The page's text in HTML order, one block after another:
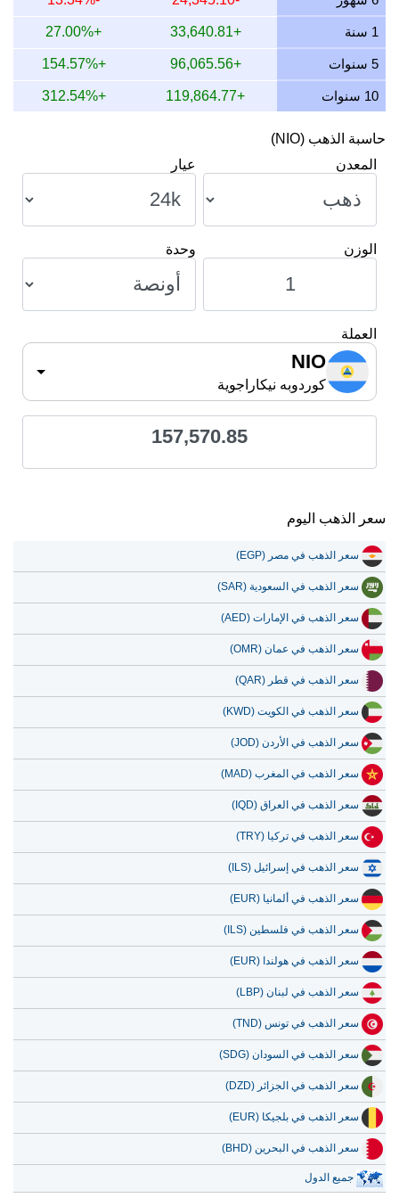
9 يوليو 2026 151,466.94
2,030.65
2,848.75 5 سنوات +96,065.56
+154.57%
10 سنوات +119,864.77
+312.54%
حاسبة الذهب (NIO)
المعدن
157,570.85
سعر الذهب في مصر (EGP)
سعر الذهب في السعودية (SAR)
سعر الذهب في الإمارات (AED)
سعر الذهب في عمان (OMR)
سعر الذهب في قطر (QAR)
سعر الذهب في الكويت (KWD)
سعر الذهب في الأردن (JOD)
سعر الذهب في المغرب (MAD)
سعر الذهب في العراق (IQD)
سعر الذهب في تركيا (TRY)
سعر الذهب في إسرائيل (ILS)
سعر الذهب في ألمانيا (EUR)
سعر الذهب في فلسطين (ILS)
سعر الذهب في هولندا (EUR)
سعر الذهب في لبنان (LBP)
سعر الذهب في تونس (TND)
سعر الذهب في السودان (SDG)
سعر الذهب في الجزائر (DZD)
سعر الذهب في بلجيكا (EUR)
سعر الذهب في البحرين (BHD)
جميع الدول